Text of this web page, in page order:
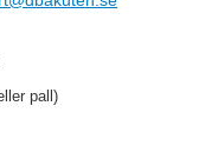
pall)